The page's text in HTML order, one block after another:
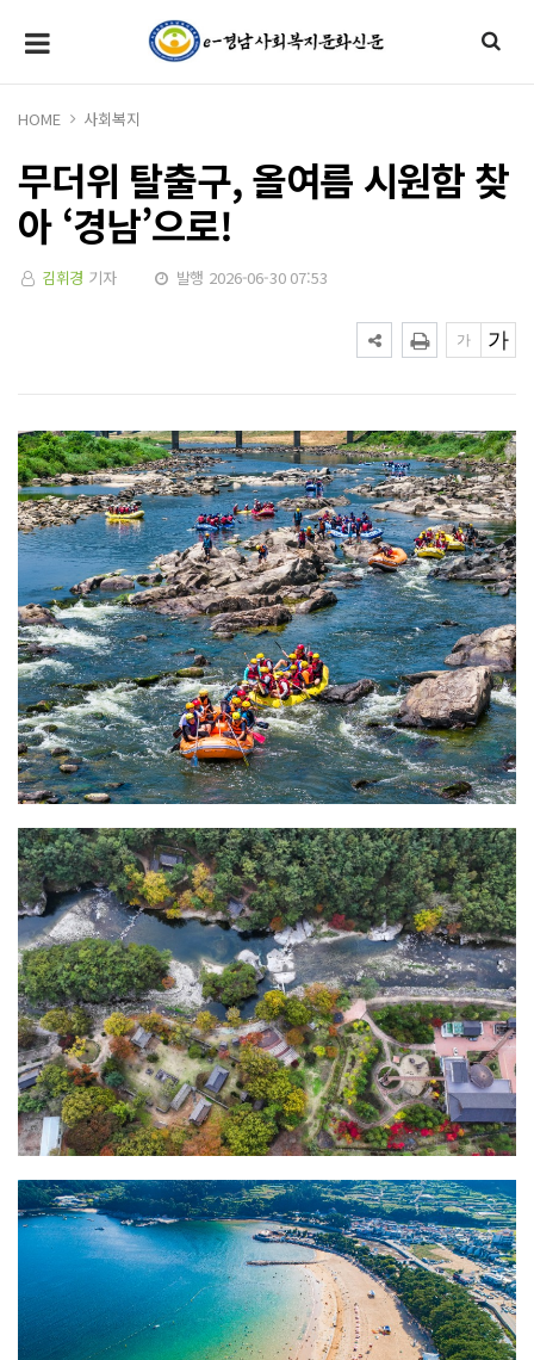
HOME 사회복지
무더위 탈출구, 올여름 시원함 찾
아 ‘경남’으로!
김휘경 기자 발행 2026-06-30 07:53